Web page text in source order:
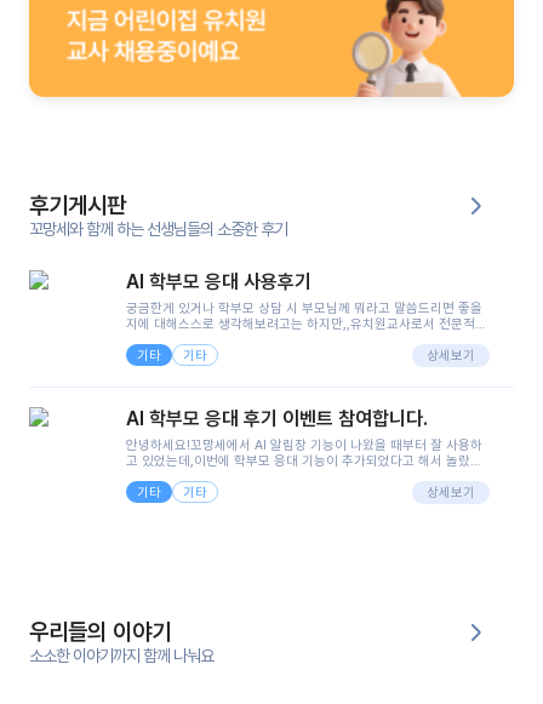
후기게시판
꼬망세와 함께 하는 선생님들의 소중한 후기
AI 학부모 응대 사용후기
궁금한게 있거나 학부모 상담 시 부모님께 뭐라고 말씀드리면 좋을
지에 대해스스로 생각해보려고는 하지만,,유치원교사로서 전문적인
려니 어려울때가...^^(저만 그런거 아니죠 ㅜㅜ)꼬망봇의 장점은 지
피티나 제미나이는 몇세이고 여자인지 남자인지 등그래도 좀 기본
정보를 제공하면서 물어봐야할 때가 있어그때마다 정보를 입력하는
으셔서 고민이 됐는데ai 학부모 응대를 써볼 수 있어서 좋았어요!앞
면..)그리고 제가 신입 때 이게 있었더라면 ㅜㅜㅜㅜ?응대 팁이 정말
좋은거 같아요지금은 그래도 아이들이 잘 이해 되지만초임 때는 정
말 어려워서 항상다른 선생님들께 도움을 요청했었거든요..ㅠ*일지
쓸 때도 좀 도움이 되는 거 같아요!
기타 기타 상세보기
AI 학부모 응대 후기 이벤트 참여합니다.
안녕하세요!꼬망세에서 AI 알림장 기능이 나왔을 때부터 잘 사용하
고 있었는데,이번에 학부모 응대 기능이 추가되었다고 해서 놀랐습
님 응대에 더 많은 부담을 느끼고 있습니다 ㅠㅠ이번에 제가 원에서
겪은 일과 학부모님께 전달드렸던 내용을 함께 보시고,저와 비슷한
을 많이 하는데,꼬망봇 덕분에 고민하는 시간을 줄이고 학부모님을
안심시킬 수 있었습니다.이 부분은 꼬망봇이 추가로 알려준 응대 tip
입니다.학부모님께 전화를 드리기 전에, 내용을 숙지하여 좀 더 전문
성 있는 교사가 되어 대화를 나눌 수 있었습니다.꼬망세 AI학부모 응
기타 기타 상세보기
우리들의 이야기
소소한 이야기까지 함께 나눠요